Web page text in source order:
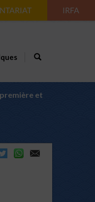
IRFA
et